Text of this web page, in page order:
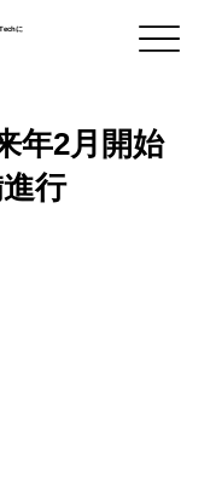
に
年2月開始
行